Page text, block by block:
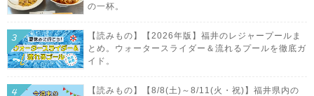
の一杯。
【読みもの】【2026年版】福井のレジャープールま
とめ。ウォータースライダー＆流れるプールを徹底ガ
イド。
【読みもの】【8/8(土)～8/11(火・祝)】福井県内の